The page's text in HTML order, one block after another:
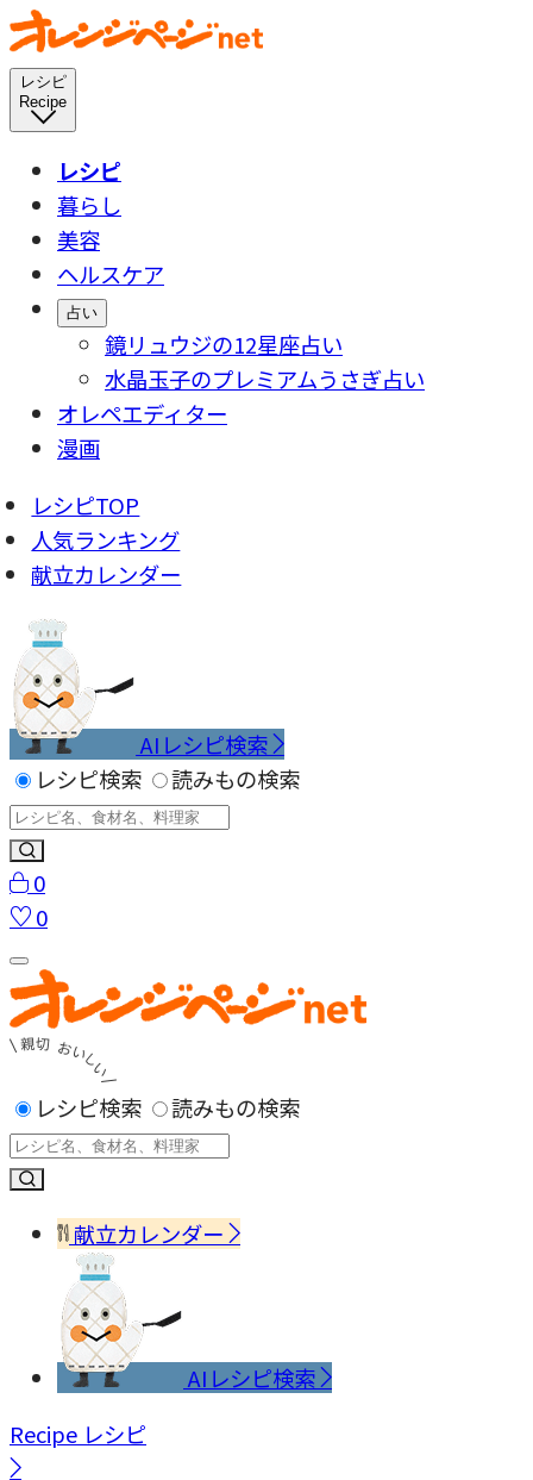
レシピ
Recipe
レシピ
暮らし
美容
ヘルスケア
占い
鏡リュウジの12星座占い
水晶玉子のプレミアムうさぎ占い
オレペエディター
漫画
レシピTOP
人気ランキング
献立カレンダー
AIレシピ検索
レシピ検索
読みもの検索
0
0
レシピ検索 読みもの検索
献立カレンダー
AIレシピ検索
Recipe レシピ